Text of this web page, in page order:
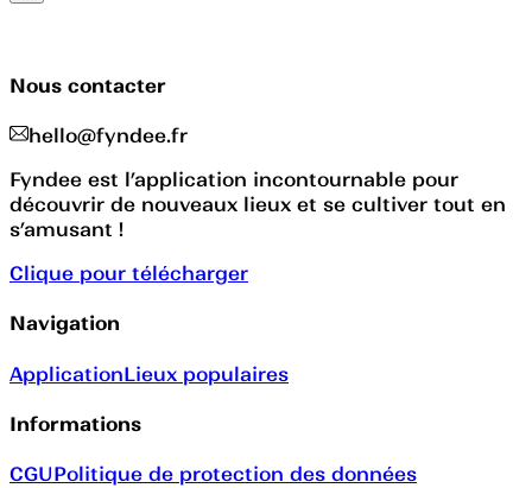
Nous contacter
hello@fyndee.fr
Fyndee est l’application incontournable pour
découvrir de nouveaux lieux et se cultiver tout en
s’amusant !
Clique pour télécharger
Navigation
ApplicationLieux populaires
Informations
CGUPolitique de protection des données